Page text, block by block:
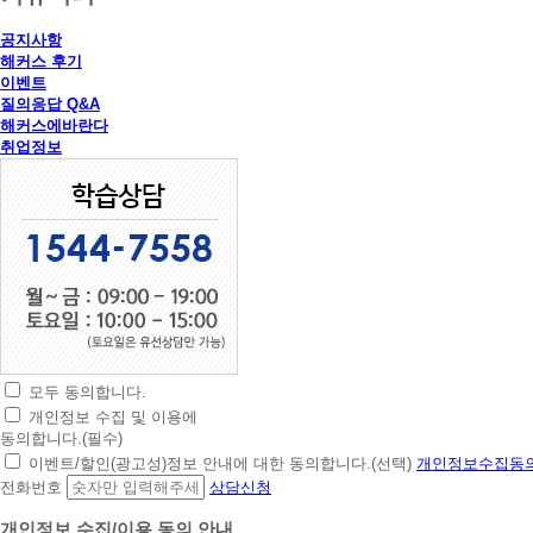
공지사항
해커스 후기
이벤트
질의응답 Q&A
해커스에바란다
취업정보
초
간
편
상
담
모두 동의합니다.
개인정보 수집 및 이용에
동의합니다.(필수)
이벤트/할인(광고성)정보 안내에 대한 동의합니다.(선택) 개인정보수집동
전화번호
상담신청